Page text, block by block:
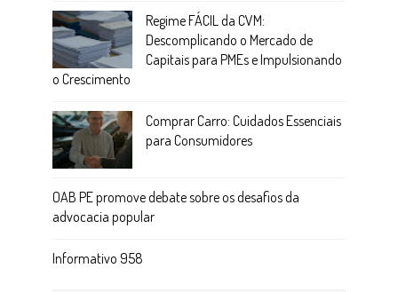
Regime FÁCIL da CVM:
Descomplicando o Mercado de
Capitais para PMEs e Impulsionando
o Crescimento
Comprar Carro: Cuidados Essenciais
para Consumidores
OAB PE promove debate sobre os desafios da
advocacia popular
Informativo 958